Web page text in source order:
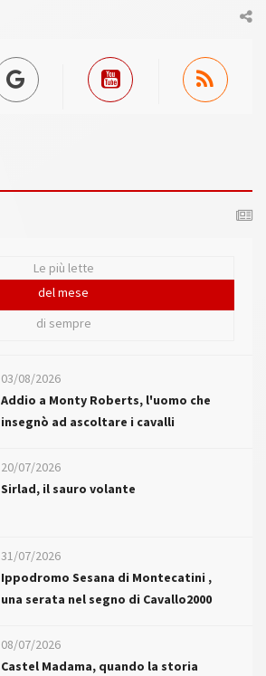
Le più lette
del mese
di sempre
03/08/2026
Addio a Monty Roberts, l'uomo che
insegnò ad ascoltare i cavalli
20/07/2026
Sirlad, il sauro volante
31/07/2026
Ippodromo Sesana di Montecatini ,
una serata nel segno di Cavallo2000
08/07/2026
Castel Madama, quando la storia